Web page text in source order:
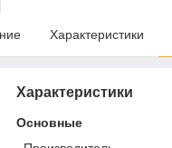
Характеристики
Характеристики
Основные